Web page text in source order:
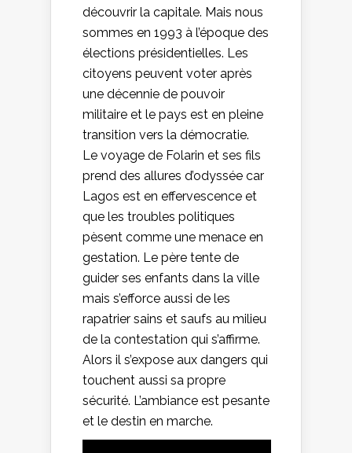
découvrir la capitale. Mais nous
sommes en 1993 à l’époque des
élections présidentielles. Les
citoyens peuvent voter après
une décennie de pouvoir
militaire et le pays est en pleine
transition vers la démocratie.
Le voyage de Folarin et ses fils
prend des allures d’odyssée car
Lagos est en effervescence et
que les troubles politiques
pèsent comme une menace en
gestation. Le père tente de
guider ses enfants dans la ville
mais s’efforce aussi de les
rapatrier sains et saufs au milieu
de la contestation qui s’affirme.
Alors il s’expose aux dangers qui
touchent aussi sa propre
sécurité. L’ambiance est pesante
et le destin en marche.